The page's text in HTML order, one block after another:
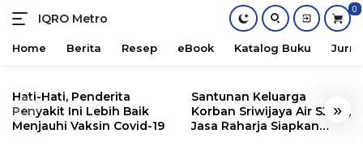
content
IQRO Metro
Lets
Bright
0
Home Berita Resep eBook Katalog Buku
« »
Hati-Hati, Penderita
Penyakit Ini Lebih Baik
Menjauhi Vaksin Covid-19
Santunan Keluarga
Korban Sriwijaya Air SJ182,
Jasa Raharja Siapkan